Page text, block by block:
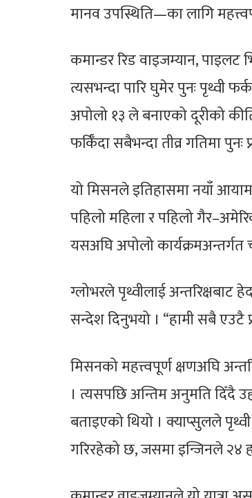
मानव उपस्थिति—का लागि
कमान्डर रिड वाइजम्यान, पाइलट
त्यसभन्दा पारि घुमेर पुनः पृथ्वी
अपोलो १३ ले बनाएको दूरीको
फर्किँदा सबैभन्दा तीव्र गतिमा
यो मिसनले इतिहासमा नयाँ
पहिलो महिला र पहिलो
यसअघि अपोलो
ग्लोभरले पृथ्वीलाई अन्तरिक्षबाट
सन्देश दिनुभयो । “हामी सबै एउटै
मिसनको महत्त्वपूर्ण क्षणअघि
। त्यसपछि अन्तिम अनुमति दिँदै
बताइएको थियो । क्याप्सुलले पृथ्वी र
गरिरहेको छ, जसमा इन्जिनले २४